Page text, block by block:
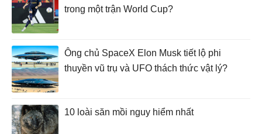
trong một trận World Cup?
Ông chủ SpaceX Elon Musk tiết lộ phi
thuyền vũ trụ và UFO thách thức vật lý?
10 loài săn mồi nguy hiểm nhất